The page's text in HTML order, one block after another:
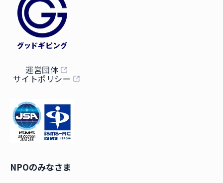
運営団体
サイトポリシー
NPOのみなさま